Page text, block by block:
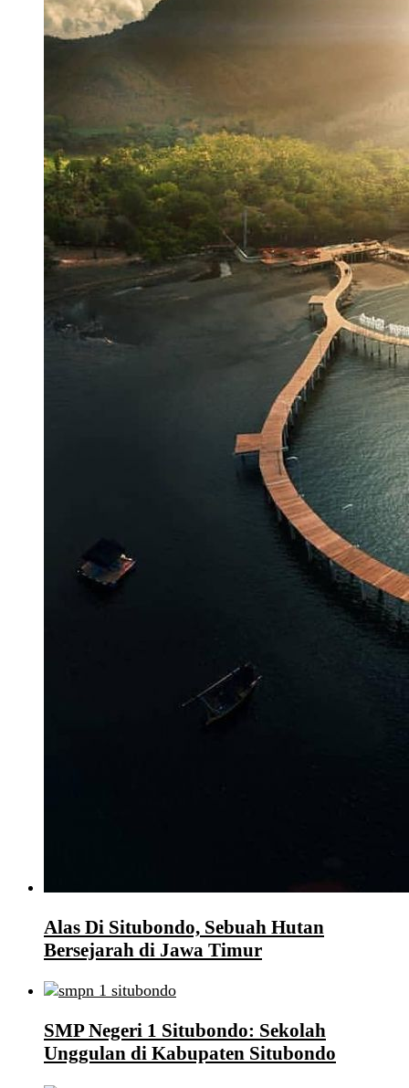
Alas Di Situbondo, Sebuah Hutan
Bersejarah di Jawa Timur
SMP Negeri 1 Situbondo: Sekolah
Unggulan di Kabupaten Situbondo